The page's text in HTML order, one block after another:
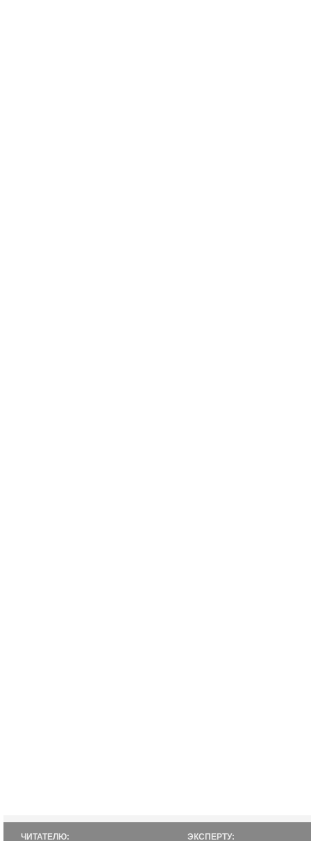
ЧИТАТЕЛЮ: ЭКСПЕРТУ: